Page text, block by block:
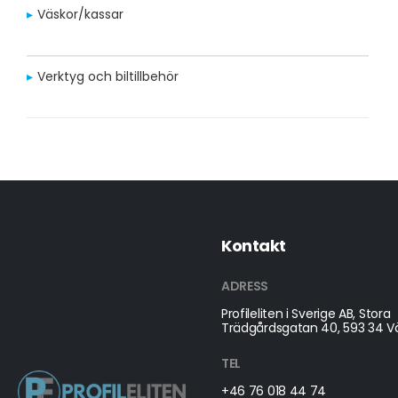
Väskor/kassar
Verktyg och biltillbehör
Kontakt
ADRESS
Profileliten i Sverige AB, Stora
Trädgårdsgatan 40, 593 34
TEL
+46 76 018 44 74